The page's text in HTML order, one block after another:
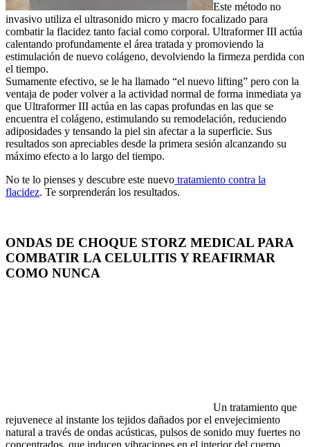
Este método no
invasivo utiliza el ultrasonido micro y macro focalizado para
combatir la flacidez tanto facial como corporal. Ultraformer III actúa
calentando profundamente el área tratada y promoviendo la
estimulación de nuevo colágeno, devolviendo la firmeza perdida con
el tiempo.
Sumamente efectivo, se le ha llamado “el nuevo lifting” pero con la
ventaja de poder volver a la actividad normal de forma inmediata ya
que Ultraformer III actúa en las capas profundas en las que se
encuentra el colágeno, estimulando su remodelación, reduciendo
adiposidades y tensando la piel sin afectar a la superficie. Sus
resultados son apreciables desde la primera sesión alcanzando su
máximo efecto a lo largo del tiempo.
No te lo pienses y descubre este nuevo tratamiento contra la
flacidez. Te sorprenderán los resultados.
ONDAS DE CHOQUE STORZ MEDICAL PARA
COMBATIR LA CELULITIS Y REAFIRMAR
COMO NUNCA
Un tratamiento que
rejuvenece al instante los tejidos dañados por el envejecimiento
natural a través de ondas acústicas, pulsos de sonido muy fuertes no
concentrados, que inducen vibraciones en el interior del cuerpo